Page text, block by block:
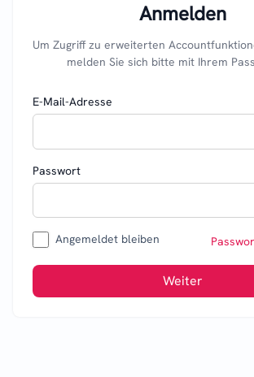
Anmelden
Um Zugriff zu erweiterten
melden Sie sich bitte mit Ihrem
E-Mail-Adresse
Passwort
Angemeldet bleiben
Weiter